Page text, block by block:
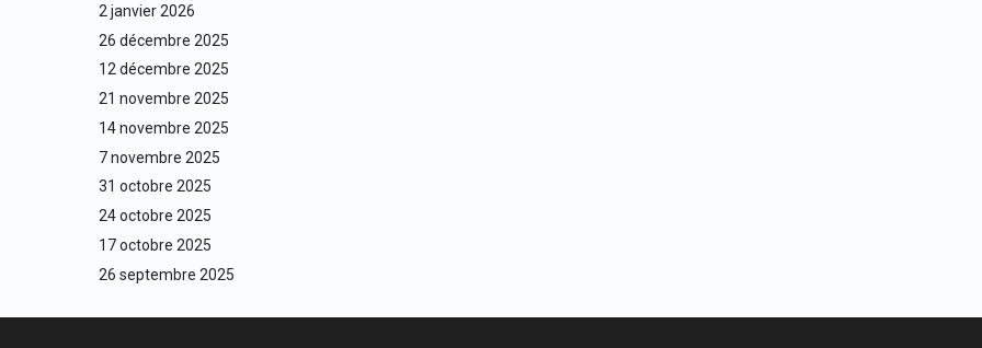
2 janvier 2026
26 décembre 2025
12 décembre 2025
21 novembre 2025
14 novembre 2025
7 novembre 2025
31 octobre 2025
24 octobre 2025
17 octobre 2025
26 septembre 2025